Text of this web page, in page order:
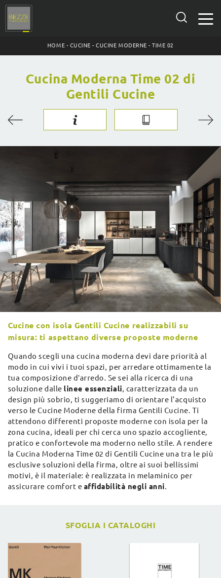
HOME - CUCINE -CUCINE MODERNE -TIME 02
Cucina Moderna Time 02 di
Gentili Cucine
Cucine con isola Gentili Cucine realizzabili su
misura: ti aspettano diverse proposte moderne
Quando scegli una cucina moderna devi dare priorità al
modo in cui vivi i tuoi spazi, per arredare ottimamente la
tua composizione d’arredo. Se sei alla ricerca di una
soluzione dalle linee essenziali, caratterizzata da un
design più sobrio, ti suggeriamo di orientare l'acquisto
verso le Cucine Moderne della firma Gentili Cucine. Ti
attendono differenti proposte moderne con isola per la
zona cucina, ideali per chi cerca uno spazio accogliente,
pratico e confortevole ma moderno nello stile. A rendere
la Cucina Moderna Time 02 di Gentili Cucine una tra le più
esclusive soluzioni della firma, oltre ai suoi bellissimi
motivi, è il materiale: è realizzata in melaminico per
assicurare comfort e affidabilità negli anni.
SFOGLIA I CATALOGHI